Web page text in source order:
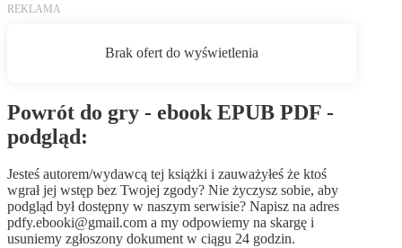
Powrót do gry - ebook EPUB PDF -
podgląd:
Jesteś autorem/wydawcą tej książki i zauważyłeś że ktoś
wgrał jej wstęp bez Twojej zgody? Nie życzysz sobie, aby
podgląd był dostępny w naszym serwisie? Napisz na adres
pdfy.ebooki@gmail.com a my odpowiemy na skargę i
usuniemy zgłoszony dokument w ciągu 24 godzin.